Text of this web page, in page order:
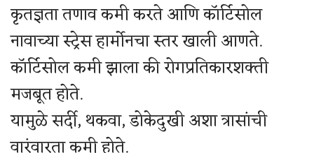
कृतज्ञता तणाव कमी करते आणि कॉर्टिसोल
नावाच्या स्ट्रेस हार्मोनचा स्तर खाली आणते.
कॉर्टिसोल कमी झाला की रोगप्रतिकारशक्ती
मजबूत होते.
यामुळे सर्दी, थकवा, डोकेदुखी अशा त्रासांची